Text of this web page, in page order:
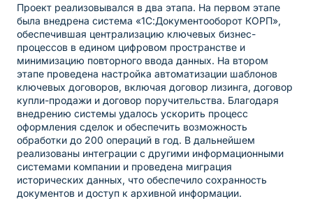
Проект реализовывался в два этапа. На первом этапе
была внедрена система «1С:Документооборот КОРП»,
обеспечившая централизацию ключевых бизнес-
процессов в едином цифровом пространстве и
минимизацию повторного ввода данных. На втором
этапе проведена настройка автоматизации шаблонов
ключевых договоров, включая договор лизинга, договор
купли-продажи и договор поручительства. Благодаря
внедрению системы удалось ускорить процесс
оформления сделок и обеспечить возможность
обработки до 200 операций в год. В дальнейшем
реализованы интеграции с другими информационными
системами компании и проведена миграция
исторических данных, что обеспечило сохранность
документов и доступ к архивной информации.